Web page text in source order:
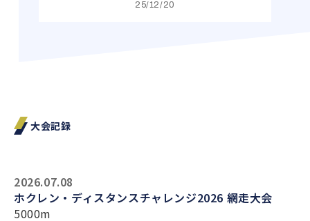
25/12/20
大会記録
2026.07.08
ホクレン・ディスタンスチャレンジ2026 網走大会
5000m